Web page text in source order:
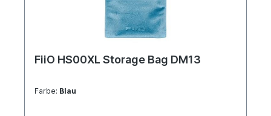
FiiO HS00XL Storage Bag DM13
Farbe: Blau